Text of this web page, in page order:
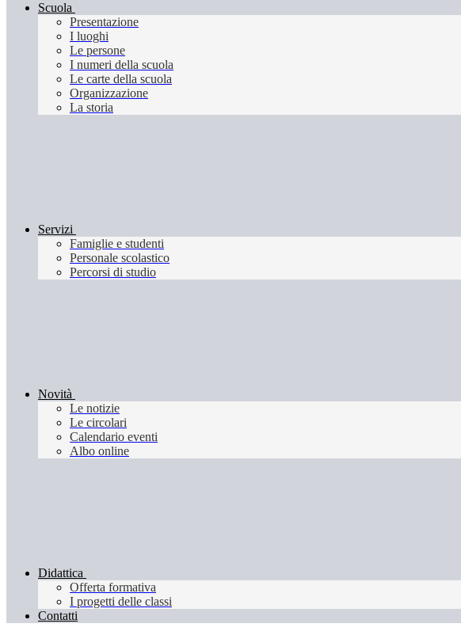
Scuola
Presentazione
I luoghi
Le persone
I numeri della scuola
Le carte della scuola
Organizzazione
La storia
Servizi
Famiglie e studenti
Personale scolastico
Percorsi di studio
Novità
Le notizie
Le circolari
Calendario eventi
Albo online
Didattica
Offerta formativa
I progetti delle classi
Contatti